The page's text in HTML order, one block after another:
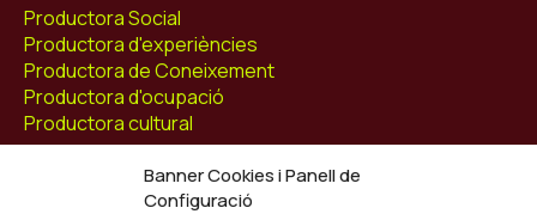
Banner Cookies i Panell de
Configuració
Productora Social
Productora d'experiències
Productora de Coneixement
Productora d'ocupació
Productora cultural